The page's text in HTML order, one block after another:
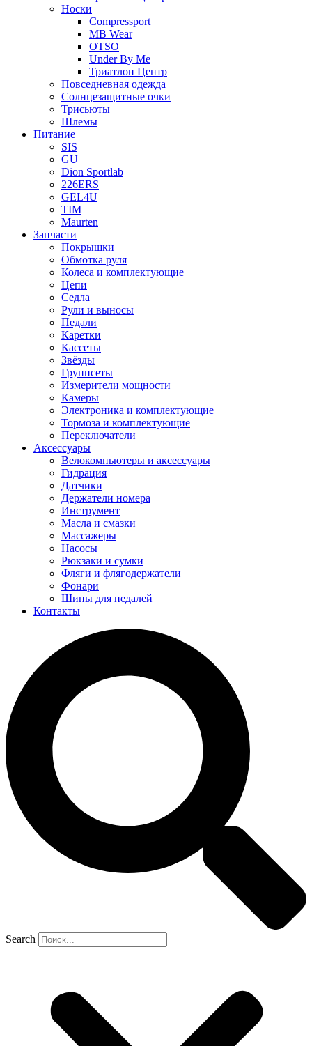
Носки
Compressport
MB Wear
OTSO
Under By Me
Триатлон Центр
Повседневная одежда
Солнцезащитные очки
Трисьюты
Шлемы
Питание
SIS
GU
Dion Sportlab
226ERS
GEL4U
TIM
Maurten
Запчасти
Покрышки
Обмотка руля
Колеса и комплектующие
Цепи
Седла
Рули и выносы
Педали
Каретки
Кассеты
Звёзды
Группсеты
Измерители мощности
Камеры
Электроника и комплектующие
Тормоза и комплектующие
Переключатели
Аксессуары
Велокомпьютеры и аксессуары
Гидрация
Датчики
Держатели номера
Инструмент
Масла и смазки
Массажеры
Насосы
Рюкзаки и сумки
Фляги и флягодержатели
Фонари
Шипы для педалей
Контакты
Search